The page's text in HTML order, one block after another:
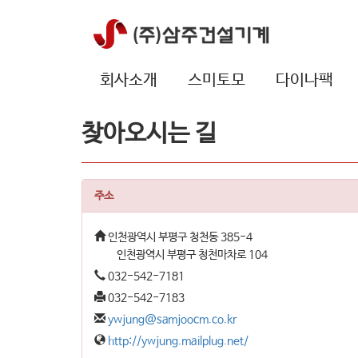
회사소개 스미토모 다이나팩
찾아오시는 길
주소
인천광역시 부평구 청천동 385-4
인천광역시 부평구 청천마차로 104
032-542-7181
032-542-7183
ywjung@samjoocm.co.kr
http://ywjung.mailplug.net/